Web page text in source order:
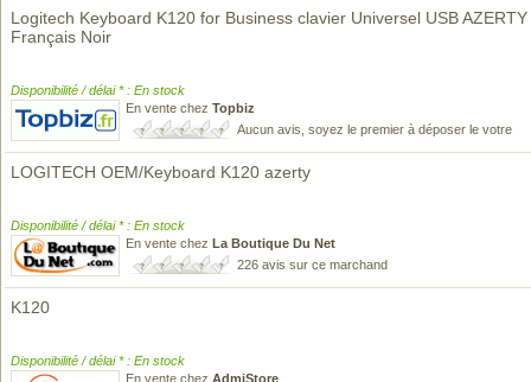
Logitech Keyboard K120 for Business clavier Universel USB AZERTY
Français Noir
Disponibilité / délai * : En stock
En vente chez Topbiz
Aucun avis, soyez le premier à déposer le votre
LOGITECH OEM/Keyboard K120 azerty
Disponibilité / délai * : En stock
En vente chez La Boutique Du Net
226 avis sur ce marchand
K120
Disponibilité / délai * : En stock
En vente chez AdmiStore